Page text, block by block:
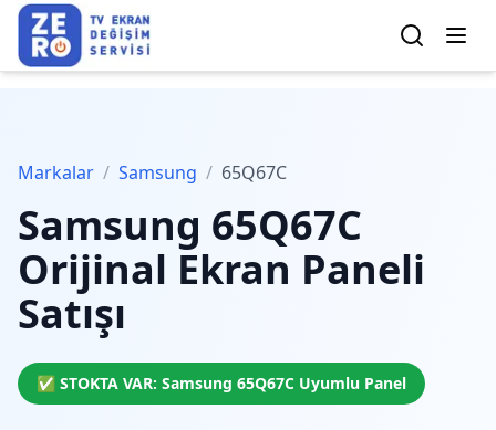
Markalar / Samsung / 65Q67C
Samsung 65Q67C
Orijinal Ekran Paneli
Satışı
✅ STOKTA VAR: Samsung 65Q67C Uyumlu Panel